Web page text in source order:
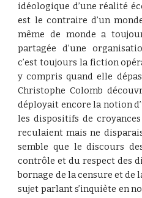
idéologique d’une réalité
est le contraire d’un
même de monde a
partagée d’une
c’est toujours la fiction
y compris quand elle
Christophe Colomb
déployait encore la notion
les dispositifs de
reculaient mais ne
semble que le discours
contrôle et du respect des
bornage de la censure et de
sujet parlant s’inquiète en